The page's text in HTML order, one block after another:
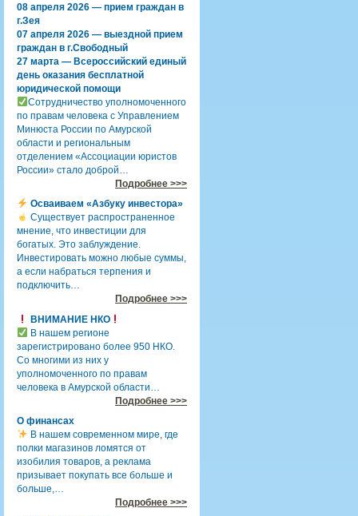
08 апреля 2026 — прием граждан в
г.Зея
07 апреля 2026 — выездной прием
граждан в г.Свободный
27 марта — Всероссийский единый
день оказания бесплатной
юридической помощи
Сотрудничество уполномоченного
по правам человека с Управлением
Минюста России по Амурской
области и региональным
отделением «Ассоциации юристов
России» стало доброй…
Подробнее >>>
Осваиваем «Азбуку инвестора»
Существует распространенное
мнение, что инвестиции для
богатых. Это заблуждение.
Инвестировать можно любые суммы,
а если набраться терпения и
подключить…
Подробнее >>>
ВНИМАНИЕ НКО
В нашем регионе
зарегистрировано более 950 НКО.
Со многими из них у
уполномоченного по правам
человека в Амурской области…
Подробнее >>>
О финансах
В нашем современном мире, где
полки магазинов ломятся от
изобилия товаров, а реклама
призывает покупать все больше и
больше,…
Подробнее >>>